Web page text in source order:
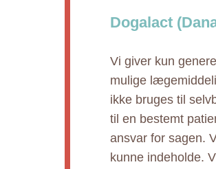
Dogalact
Vi giver kun
mulige
ikke bruges til
til en bestemt
ansvar for sagen.
kunne indeholde.